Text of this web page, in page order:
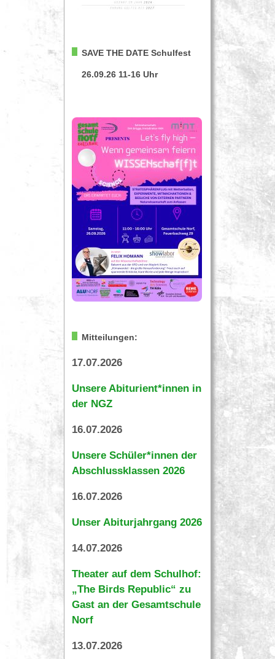
SAVE THE DATE Schulfest
26.09.26 11-16 Uhr
Mitteilungen:
17.07.2026
Unsere Abiturient*innen in
der NGZ
16.07.2026
Unsere Schüler*innen der
Abschlussklassen 2026
16.07.2026
Unser Abiturjahrgang 2026
14.07.2026
Theater auf dem Schulhof:
„The Birds Republic“ zu
Gast an der Gesamtschule
Norf
13.07.2026